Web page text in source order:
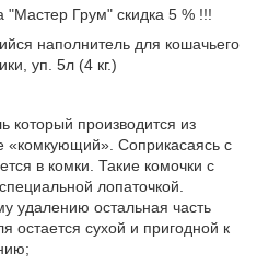
Грум" скидка 5 % !!!
наполнитель для кошачьего
уп. 5л (4 кг.)
который производится из
«комкующий». Соприкасаясь с
в комки. Такие комочки с
лопаточкой.
удалению остальная часть
остается сухой и пригодной к